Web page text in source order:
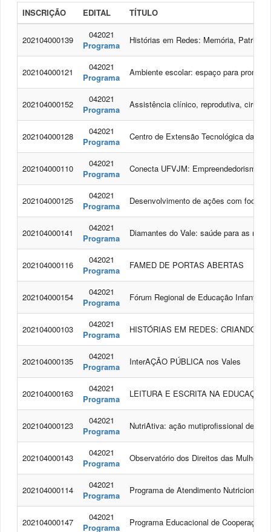
INSCRIÇÃO EDITAL TÍTULO
202104000139
042021
Programa
Histórias em Redes: Memória,
202104000121
042021
Programa
Ambiente escolar: espaço para
202104000152
042021
Programa
Assistência clínico, reprodutiva,
202104000128
042021
Programa
Centro de Extensão Tecnológica da
202104000110
042021
Programa
Conecta UFVJM: Empreendedorismo
202104000125
042021
Programa
Desenvolvimento de ações com foco
202104000141
042021
Programa
Diamantes do Vale: saúde para as
202104000116
042021
Programa
FAMED DE PORTAS ABERTAS
202104000154
042021
Programa
Fórum Regional de Educação Infantil
202104000103
042021
Programa
HISTÓRIAS EM REDES: CRIANDO
202104000135
042021
Programa
InterAÇÃO PÚBLICA nos Vales
202104000163
042021
Programa
LEITURA E ESCRITA NA
202104000123
042021
Programa
NutriAtiva: ação mutiprofissional de
202104000143
042021
Programa
Observatório dos Direitos das
202104000114
042021
Programa
Programa de Atendimento Nutricional -
202104000147
042021
Programa
Programa Educacional de